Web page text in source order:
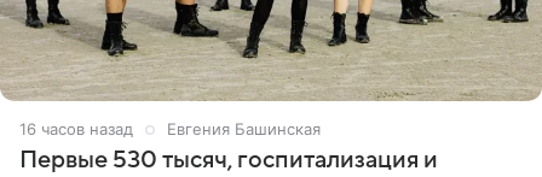
16 часов назад Евгения Башинская
Первые 530 тысяч, госпитализация и